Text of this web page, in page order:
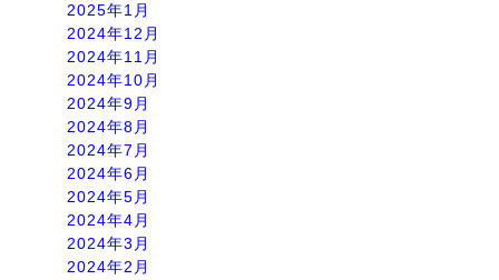
2025年1月
2024年12月
2024年11月
2024年10月
2024年9月
2024年8月
2024年7月
2024年6月
2024年5月
2024年4月
2024年3月
2024年2月